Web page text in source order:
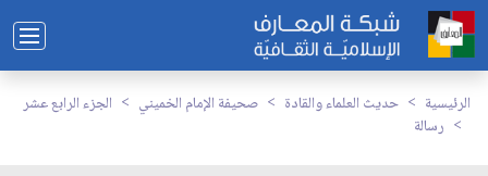
الرئيسية حديث العلماء والقادة صحيفة الإمام الخميني
الجزء الرابع عشر
رسالة